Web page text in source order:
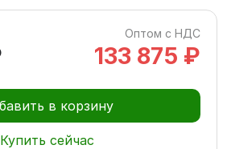
Оптом с НДС
133 875 ₽
в корзину
Купить сейчас